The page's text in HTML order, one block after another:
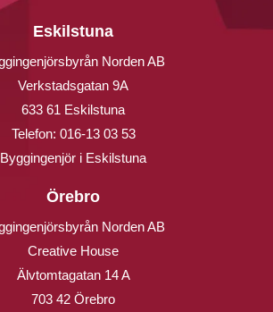
Eskilstuna
Norden AB
Verkstadsgatan 9A
633 61 Eskilstuna
Telefon: 016-13 03 53
Byggingenjör i Eskilstuna
Örebro
Norden AB
Creative House
Älvtomtagatan 14 A
703 42 Örebro